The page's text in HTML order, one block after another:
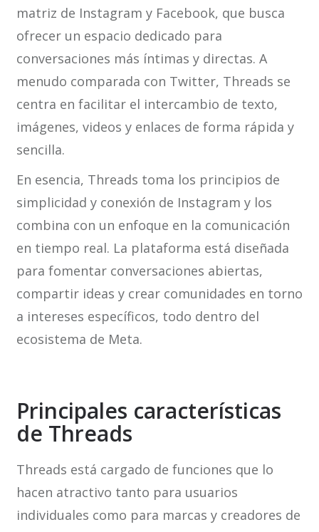
matriz de Instagram y Facebook, que busca
ofrecer un espacio dedicado para
conversaciones más íntimas y directas. A
menudo comparada con Twitter, Threads se
centra en facilitar el intercambio de texto,
imágenes, videos y enlaces de forma rápida y
sencilla.
En esencia, Threads toma los principios de
simplicidad y conexión de Instagram y los
combina con un enfoque en la comunicación
en tiempo real. La plataforma está diseñada
para fomentar conversaciones abiertas,
compartir ideas y crear comunidades en torno
a intereses específicos, todo dentro del
ecosistema de Meta.
Principales características
de Threads
Threads está cargado de funciones que lo
hacen atractivo tanto para usuarios
individuales como para marcas y creadores de